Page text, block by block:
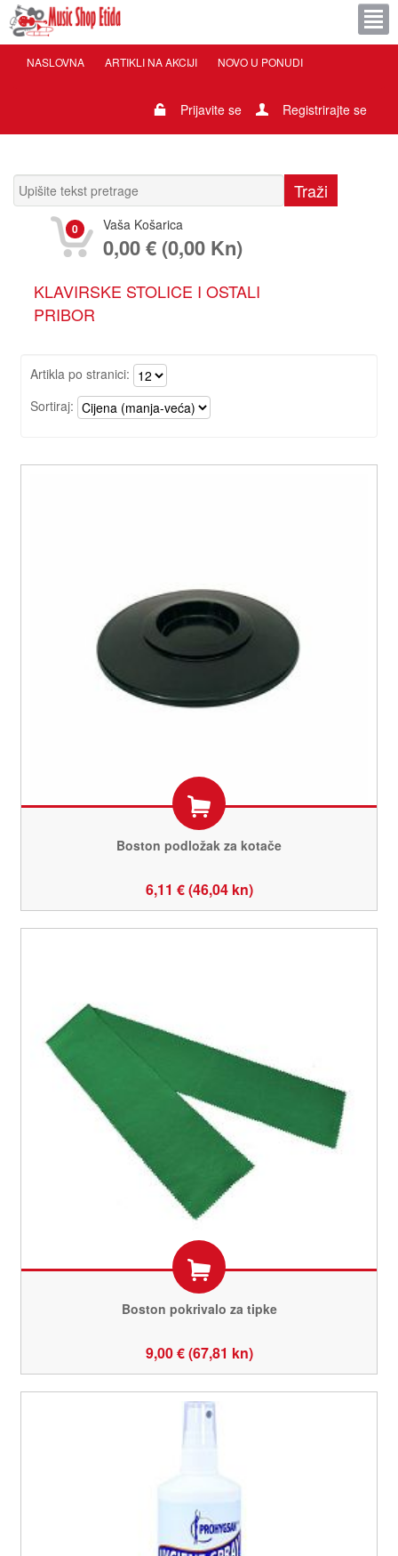
NASLOVNA ARTIKLI NA AKCIJI NOVO U PONUDI
Prijavite se Registrirajte se
0 Vaša Košarica
0,00 € (0,00 Kn)
KLAVIRSKE STOLICE I OSTALI
PRIBOR
Artikla po stranici:
Sortiraj:
Boston podložak za kotače
6,11 € (46,04 kn)
Boston pokrivalo za tipke
9,00 € (67,81 kn)